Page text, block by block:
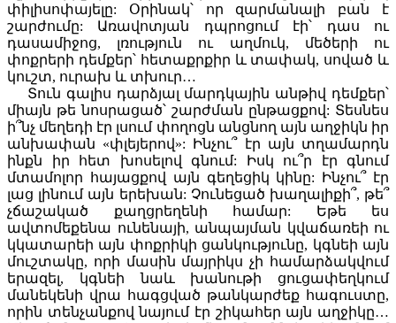
փիլիսոփայելը: Օրինակ՝ որ զարմանալի բան է
շարժումը: Առավոտյան դպրոցում էի՝ դաս ու
դասամիջոց, լռություն ու աղմուկ, մեծերի ու
փոքրերի դեմքեր՝ հետաքրքիր և տափակ, սոված և
կուշտ, ուրախ և տխուր…
Տուն գալիս դարձյալ մարդկային անթիվ դեմքեր՝
միայն թե նոսրացած՝ շարժման ընթացքով: Տեսնես
ի՞նչ մեղեդի էր լսում փողոցն անցնող այն աղջիկն իր
անխափան «փլեյերով»: Ինչու՞ էր այն տղամարդն
ինքն իր հետ խոսելով գնում: Իսկ ու՞ր էր գնում
մտամոլոր հայացքով այն գեղեցիկ կինը: Ինչու՞ էր
լաց լինում այն երեխան: Չունեցած խաղալիքի՞, թե՞
չճաշակած քաղցրեղենի համար: Եթե ես
ավտոմեքենա ունենայի, անպայման կվաճառեի ու
կկատարեի այն փոքրիկի ցանկությունը, կգնեի այն
մուշտակը, որի մասին մայրիկս չի համարձակվում
երազել, կգնեի նաև խանութի ցուցափեղկում
մանեկենի վրա հագցված թանկարժեք հագուստը,
որին տենչանքով նայում էր շիկահեր այն աղջիկը…